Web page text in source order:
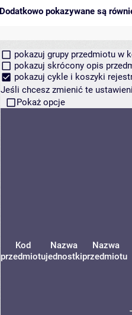
Dodatkowo pokazywane są
pokazuj grupy przedmiotu w
pokazuj skrócony opis
pokazuj cykle i koszyki
Jeśli chcesz zmienić te
Pokaż opcje
Kod
przedmiotu
Nazwa
jednostki
Nazwa
przedmiotu